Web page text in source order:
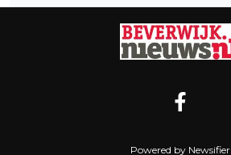
Powered by Newsifier